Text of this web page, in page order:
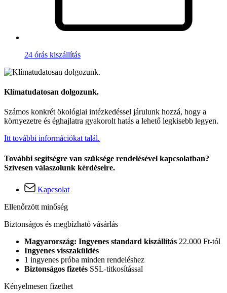
24 órás kiszállítás
Klímatudatosan dolgozunk.
Számos konkrét ökológiai intézkedéssel járulunk hozzá, hogy a
környezetre és éghajlatra gyakorolt hatás a lehető legkisebb legyen.
Itt további információkat talál.
További segítségre van szüksége rendelésével kapcsolatban?
Szívesen válaszolunk kérdéseire.
Kapcsolat
Ellenőrzött minőség
Biztonságos és megbízható vásárlás
Magyarország: Ingyenes standard kiszállítás 22.000 Ft-tól
Ingyenes visszaküldés
1 ingyenes próba minden rendeléshez
Biztonságos fizetés SSL-titkosítással
Kényelmesen fizethet